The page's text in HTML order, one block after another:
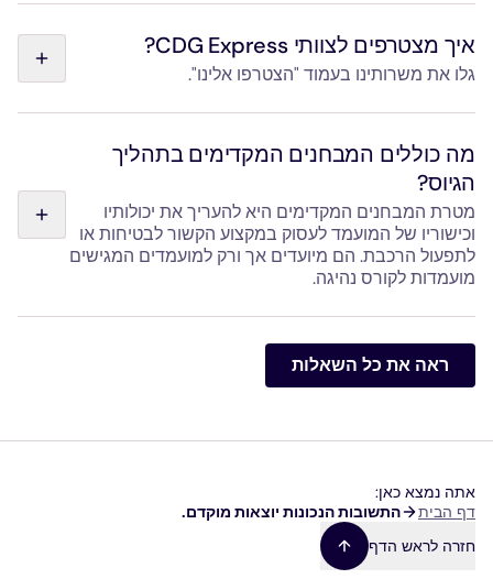
ביטחוניות מנהליות), הכפוף למשרד הפנים. היא מתייחסת
למקצועות מסוימים המחייבים אישורי גישה לאתרים רגישים או
ביצוע משימות או תפקידים רגישים.
במקרה של ה-CDG Express, הדבר נוגע לכל המקצועות
המחייבים הכשרה בנהיגה ולמקצועות התחזוקה של צי הרכבות.
איך מצטרפים לצוותי CDG Express?
גלו את משרותינו בעמוד "הצטרפו אלינו".
לצפות במשרות הפנויות (נהיגה, תחזוקה, קבלה, פיקוח) דרך
הדף "הצטרפו אלינו" או באמצעות פנייה ישירה לכתובת מחלקת
משאבי אנוש המופיעה בטופס יצירת הקשר בדף "צרו קשר".
מה כוללים המבחנים המקדימים בתהליך
הגיוס?
מטרת המבחנים המקדימים היא להעריך את יכולותיו
וכישוריו של המועמד לעסוק במקצוע הקשור לבטיחות או
לתפעול הרכבת. הם מיועדים אך ורק למועמדים המגישים
מועמדות לקורס נהיגה.
הקשורות לתפקידים הצפויים. מבחנים אלה מסייעים לבחון את
המוטיבציה, את יכולת התגובה ואת היכולת לעמוד בנהלים
המחמירים של הענף, וכן להעריך את יכולת הלמידה של
ראה את כל השאלות
אתה נמצא כאן:
שביל
דף הבית
התשובות הנכונות יוצאות מוקדם.
חזרה לראש הדף